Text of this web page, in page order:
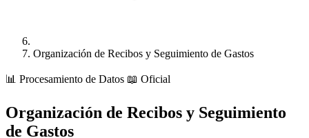
Organización de Recibos y Seguimiento de Gastos
📊 Procesamiento de Datos 📖 Oficial
Organización de Recibos y Seguimiento
de Gastos